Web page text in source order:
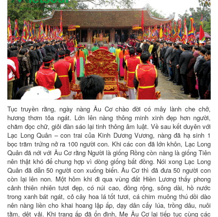
Tục truyền rằng, ngày nàng Âu Cơ chào đời có mây lành che chở,
hương thơm tỏa ngát. Lớn lên nàng thông minh xinh đẹp hơn người,
chăm đọc chữ, giỏi đàn sáo lại tinh thông âm luật. Về sau kết duyên với
Lạc Long Quân – con trai của Kinh Dương Vương, nàng đã hạ sinh 1
bọc trăm trứng nở ra 100 người con. Khi các con đã lớn khôn, Lạc Long
Quân đã nới với Âu Cơ rằng Người là giống Rồng còn nàng là giống Tiên
nên thật khó để chung hợp vì dòng giống bất đồng. Nói xong Lạc Long
Quân đã dẫn 50 người con xuống biển. Âu Cơ thì đã đưa 50 người con
còn lại lên non. Một hôm khi đi qua vùng đất Hiền Lương thấy phong
cảnh thiên nhiên tươi đẹp, có núi cao, đồng rộng, sông dài, hồ nước
trong xanh bát ngát, cỏ cây hoa lá tốt tươi, cá chim muông thú dồi dào
nên nàng liền cho khai hoang lập ấp, dạy dân cấy lúa, trồng dâu, nuôi
tằm, dệt vải. Khi trang ấp đã ổn định, Mẹ Âu Cơ lại tiếp tục cùng các